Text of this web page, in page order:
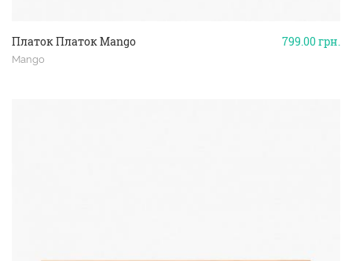
799.00грн.
Платок Платок Mango
Mango